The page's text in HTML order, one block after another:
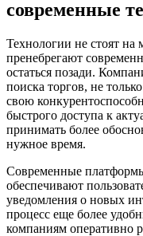
современные
Технологии не стоят на
пренебрегают
остаться позади.
поиска торгов, не
свою
быстрого доступа к
принимать более
нужное время.
Современные
обеспечивают
уведомления о новых
процесс еще более
компаниям оперативно